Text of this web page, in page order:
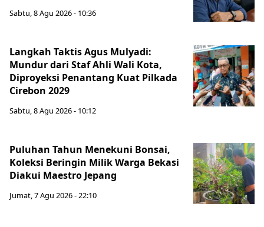
Sabtu, 8 Agu 2026 - 10:36
Langkah Taktis Agus Mulyadi:
Mundur dari Staf Ahli Wali Kota,
Diproyeksi Penantang Kuat Pilkada
Cirebon 2029
Sabtu, 8 Agu 2026 - 10:12
Puluhan Tahun Menekuni Bonsai,
Koleksi Beringin Milik Warga Bekasi
Diakui Maestro Jepang
Jumat, 7 Agu 2026 - 22:10